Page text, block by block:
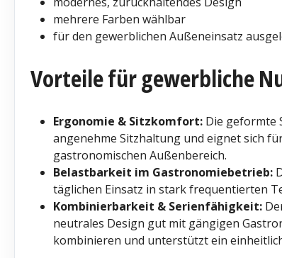
mehrere Farben wählbar
für den gewerblichen Außeneinsatz
Vorteile für gewerbliche
Ergonomie & Sitzkomfort: Die geformte
angenehme Sitzhaltung und eignet sich
gastronomischen Außenbereich.
Belastbarkeit im Gastronomiebetrieb:
täglichen Einsatz in stark frequentierten
Kombinierbarkeit & Serienfähigkeit:
neutrales Design gut mit gängigen
kombinieren und unterstützt ein